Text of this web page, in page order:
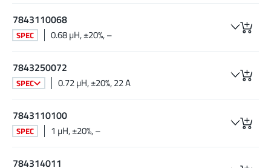
7843110068
SPEC 0.68 µH, ±20%, –
7843250072
SPEC 0.72 µH, ±20%, 22 A
7843110100
SPEC 1 µH, ±20%, –
784314011